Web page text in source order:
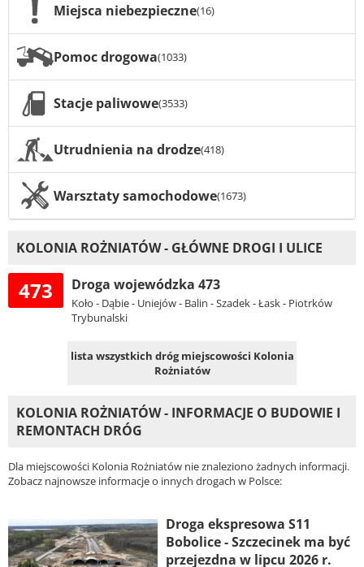
Miejsca niebezpieczne(16)
Pomoc drogowa(1033)
Stacje paliwowe(3533)
Utrudnienia na drodze(418)
Warsztaty samochodowe(1673)
KOLONIA ROŻNIATÓW - GŁÓWNE DROGI I ULICE
473 Droga wojewódzka 473
Koło - Dąbie - Uniejów - Balin - Szadek - Łask - Piotrków
Trybunalski
lista wszystkich dróg miejscowości Kolonia
Rożniatów
KOLONIA ROŻNIATÓW - INFORMACJE O BUDOWIE I
REMONTACH DRÓG
Dla miejscowości Kolonia Rożniatów nie znaleziono żadnych informacji.
Zobacz najnowsze informacje o innych drogach w Polsce:
Droga ekspresowa S11
Bobolice - Szczecinek ma być
przejezdna w lipcu 2026 r.